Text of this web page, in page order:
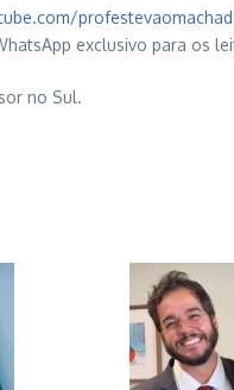
exclusivo para os
no Sul.